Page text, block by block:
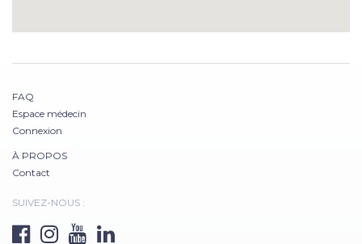
FAQ
Espace médecin
Connexion
À PROPOS
Contact
SUIVEZ-NOUS :